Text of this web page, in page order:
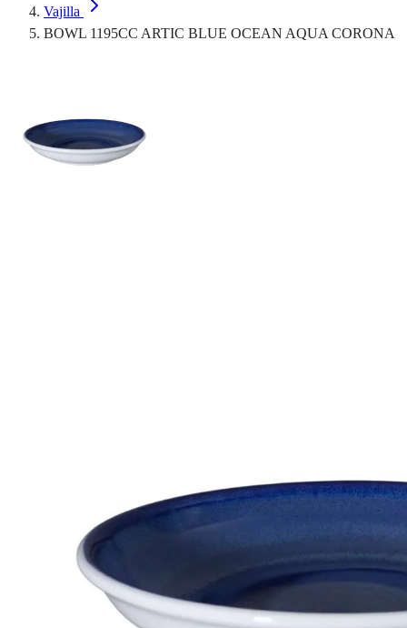
Vajilla
BOWL 1195CC ARTIC BLUE OCEAN AQUA CORONA